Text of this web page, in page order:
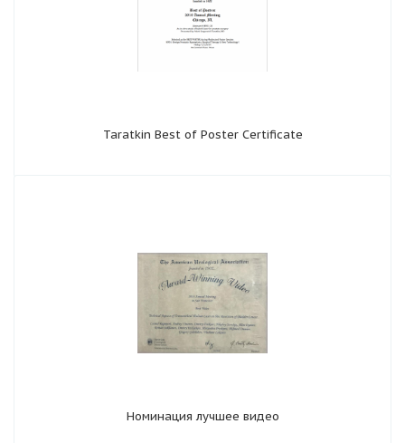
Taratkin Best of Poster Certificate
Номинация лучшее видео